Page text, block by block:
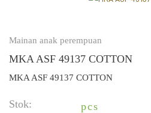
Mainan anak perempuan
MKA ASF 49137 COTTON
MKA ASF 49137 COTTON
Stok: pcs